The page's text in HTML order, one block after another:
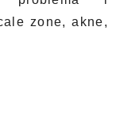
zone, akne,